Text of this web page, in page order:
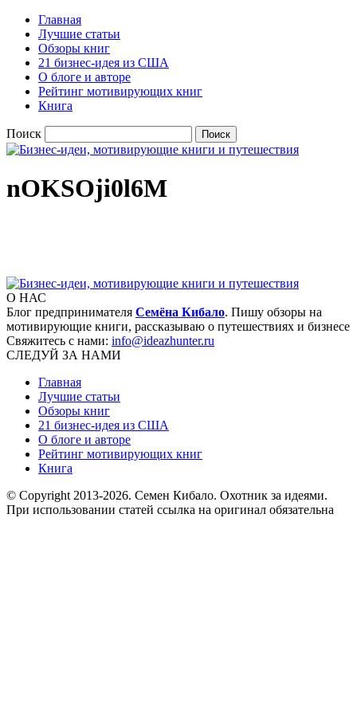
Главная
Лучшие статьи
Обзоры книг
21 бизнес-идея из США
О блоге и авторе
Рейтинг мотивирующих книг
Книга
Поиск
nOKSOji0l6M
О НАС
Блог предпринимателя Семёна Кибало. Пишу обзоры на
мотивирующие книги, рассказываю о путешествиях и бизнесе
Свяжитесь с нами: info@ideazhunter.ru
СЛЕДУЙ ЗА НАМИ
Главная
Лучшие статьи
Обзоры книг
21 бизнес-идея из США
О блоге и авторе
Рейтинг мотивирующих книг
Книга
© Copyright 2013-2026. Семен Кибало. Охотник за идеями.
При использовании статей ссылка на оригинал обязательна